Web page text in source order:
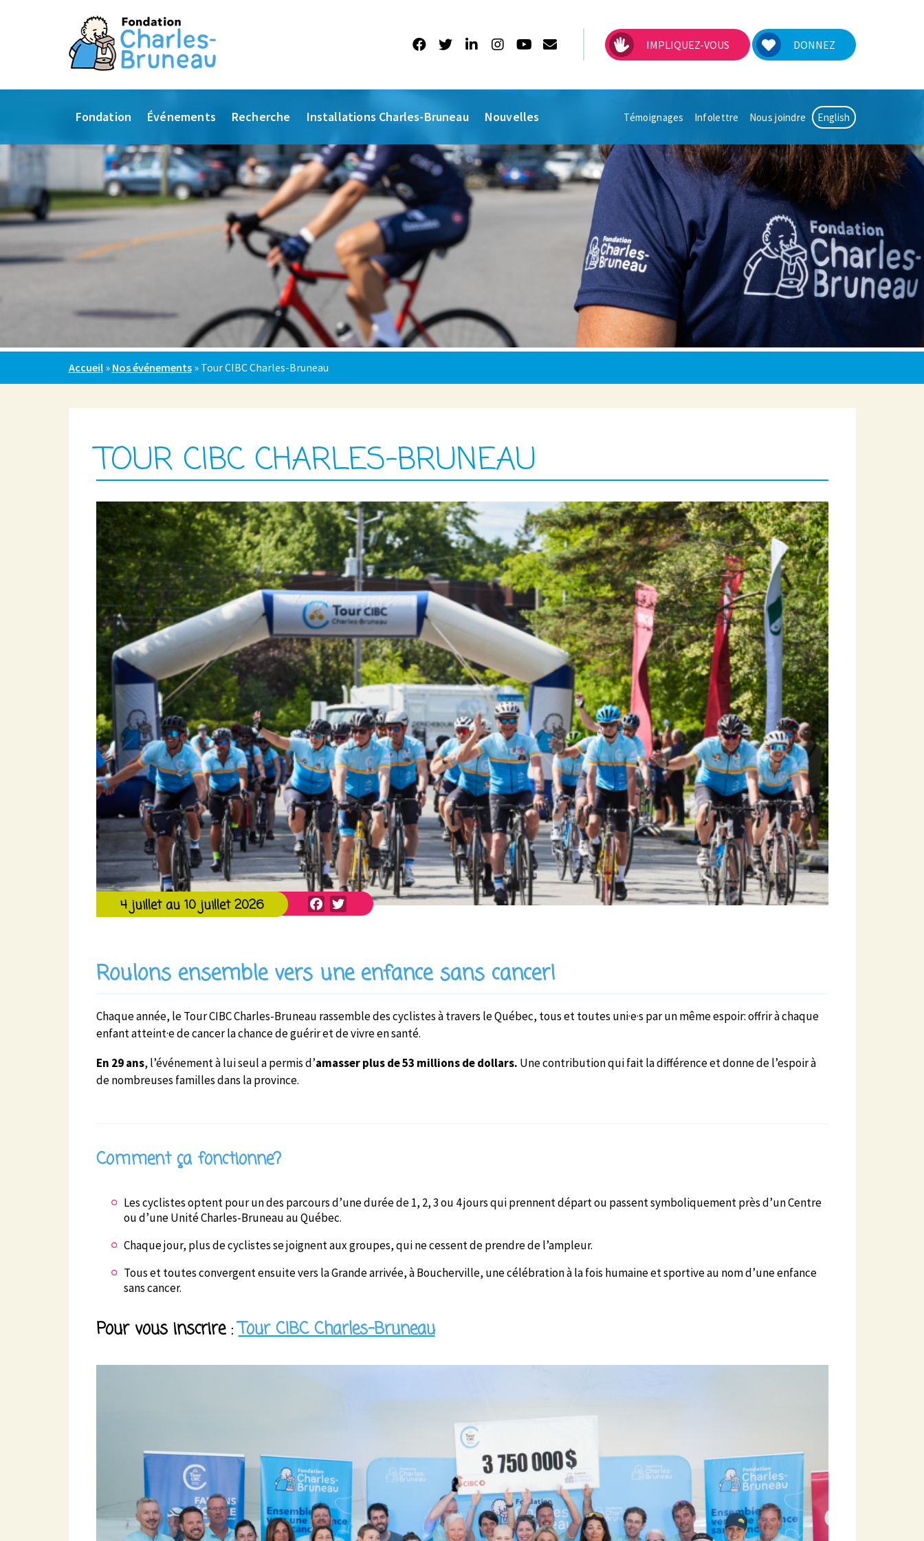
IMPLIQUEZ-VOUS DONNEZ
Fondation Événements Recherche Installations Charles-Bruneau Nouvelles Témoignages Infolettre Nous joindre English
Accueil» Nos événements» Tour CIBC Charles-Bruneau
TOUR CIBC CHARLES-BRUNEAU
4 juillet au 10 juillet 2026 Facebook
Twitter
Roulons ensemble vers une enfance sans cancer!
Chaque année, le Tour CIBC Charles-Bruneau rassemble des cyclistes à travers le Québec, tous et toutes uni·e·s par un même espoir: offrir à chaque
enfant atteint·e de cancer la chance de guérir et de vivre en santé.
En 29 ans, l’événement à lui seul a permis d’amasser plus de 53 millions de dollars. Une contribution qui fait la différence et donne de l’espoir à
de nombreuses familles dans la province.
Comment ça fonctionne?
Les cyclistes optent pour un des parcours d’une durée de 1, 2, 3 ou 4 jours qui prennent départ ou passent symboliquement près d’un Centre
ou d’une Unité Charles-Bruneau au Québec.
Chaque jour, plus de cyclistes se joignent aux groupes, qui ne cessent de prendre de l’ampleur.
Tous et toutes convergent ensuite vers la Grande arrivée, à Boucherville, une célébration à la fois humaine et sportive au nom d’une enfance
sans cancer.
Pour vous inscrire : Tour CIBC Charles-Bruneau